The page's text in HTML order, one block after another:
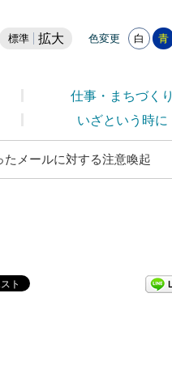
標準 拡大 色変更 白 青
仕事・まちづくり
いざという時に
メールに対する注意喚起